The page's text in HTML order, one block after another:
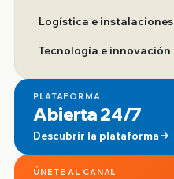
Logística e instalaciones
Tecnología e innovación
PLATAFORMA
Abierta 24/7
Descubrir la plataforma
ÚNETE AL CANAL